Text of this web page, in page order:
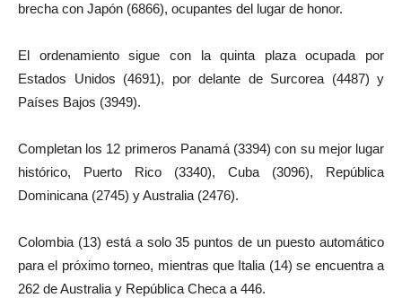
brecha con Japón (6866), ocupantes del lugar de honor.
El ordenamiento sigue con la quinta plaza ocupada por
Estados Unidos (4691), por delante de Surcorea (4487) y
Países Bajos (3949).
Completan los 12 primeros Panamá (3394) con su mejor lugar
histórico, Puerto Rico (3340), Cuba (3096), República
Dominicana (2745) y Australia (2476).
Colombia (13) está a solo 35 puntos de un puesto automático
para el próximo torneo, mientras que Italia (14) se encuentra a
262 de Australia y República Checa a 446.